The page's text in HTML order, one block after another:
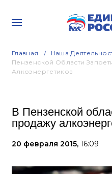
Главная Наша
Пензенской Области
Алкоэнергетиков
В Пензенской
продажу
20 февраля 2015, 16:09